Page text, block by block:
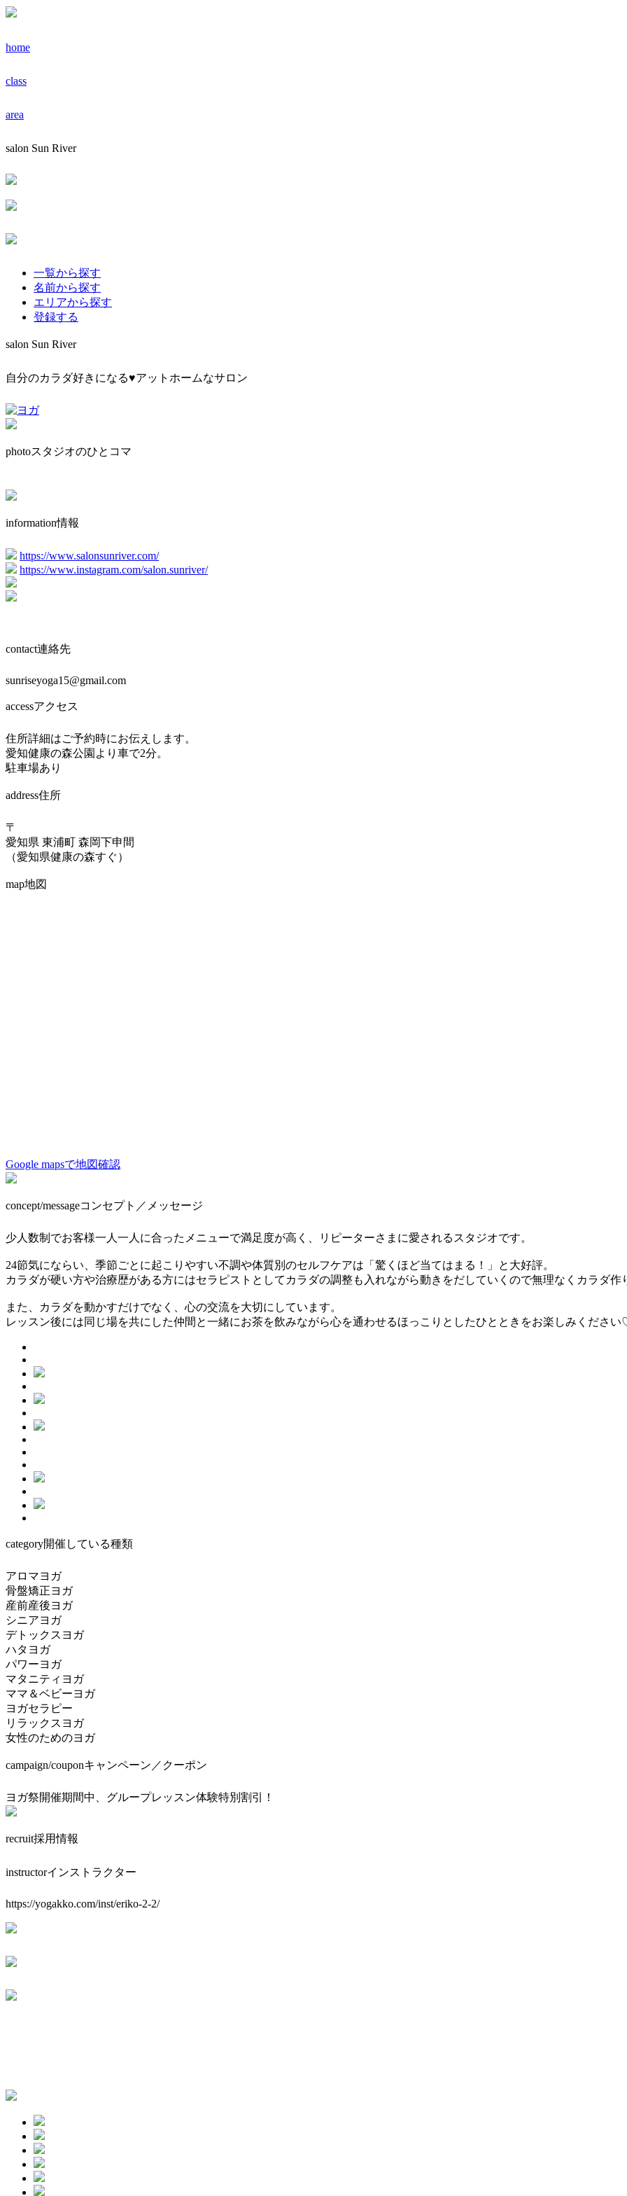
home
class
area
salon Sun River
一覧から探す
名前から探す
エリアから探す
登録する
salon Sun River
自分のカラダ好きになる♥アットホームなサロン
photoスタジオのひとコマ
information情報
https://www.salonsunriver.com/
https://www.instagram.com/salon.sunriver/
contact連絡先
sunriseyoga15@gmail.com
accessアクセス
住所詳細はご予約時にお伝えします。
愛知健康の森公園より車で2分。
駐車場あり
address住所
〒
愛知県 東浦町 森岡下申間
（愛知県健康の森すぐ）
map地図
Google mapsで地図確認
concept/messageコンセプト／メッセージ
少人数制でお客様一人一人に合ったメニューで満足度が高く、リピーターさまに愛されるスタジオです。
24節気にならい、季節ごとに起こりやすい不調や体質別のセルフケアは「驚くほど当てはまる！」と大好評。
カラダが硬い方や治療歴がある方にはセラピストとしてカラダの調整も入れながら動きをだしていくので無理なくカラダ作
また、カラダを動かすだけでなく、心の交流を大切にしています。
レッスン後には同じ場を共にした仲間と一緒にお茶を飲みながら心を通わせるほっこりとしたひとときをお楽しみくださ
category開催している種類
アロマヨガ
骨盤矯正ヨガ
産前産後ヨガ
シニアヨガ
デトックスヨガ
ハタヨガ
パワーヨガ
マタニティヨガ
ママ＆ベビーヨガ
ヨガセラピー
リラックスヨガ
女性のためのヨガ
campaign/couponキャンペーン／クーポン
ヨガ祭開催期間中、グループレッスン体験特別割引！
recruit採用情報
instructorインストラクター
https://yogakko.com/inst/eriko-2-2/